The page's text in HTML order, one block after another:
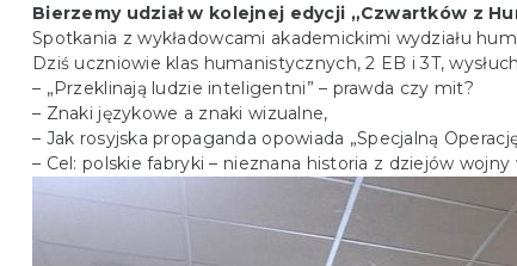
Bierzemy udział w kolejnej edycji „Czwartków z
Spotkania z wykładowcami akademickimi wydziału
Dziś uczniowie klas humanistycznych, 2 EB i 3T,
– „Przeklinają ludzie inteligentni” – prawda czy mit?
– Znaki językowe a znaki wizualne,
– Jak rosyjska propaganda opowiada „Specjalną
– Cel: polskie fabryki – nieznana historia z dziejów wojny